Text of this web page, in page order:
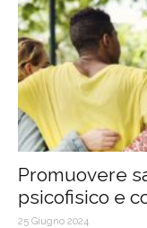
Promuovere
psicofisico e
25 Giugno 2024